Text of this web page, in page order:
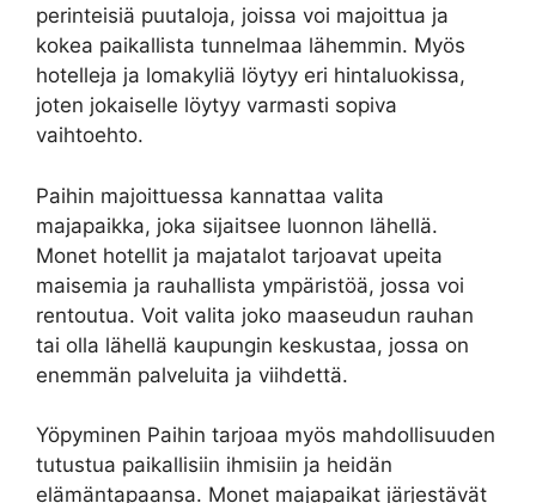
perinteisiä puutaloja, joissa voi majoittua ja
kokea paikallista tunnelmaa lähemmin. Myös
hotelleja ja lomakyliä löytyy eri hintaluokissa,
joten jokaiselle löytyy varmasti sopiva
vaihtoehto.
Paihin majoittuessa kannattaa valita
majapaikka, joka sijaitsee luonnon lähellä.
Monet hotellit ja majatalot tarjoavat upeita
maisemia ja rauhallista ympäristöä, jossa voi
rentoutua. Voit valita joko maaseudun rauhan
tai olla lähellä kaupungin keskustaa, jossa on
enemmän palveluita ja viihdettä.
Yöpyminen Paihin tarjoaa myös mahdollisuuden
tutustua paikallisiin ihmisiin ja heidän
elämäntapaansa. Monet majapaikat järjestävät